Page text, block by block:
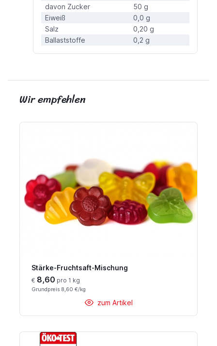
davon Zucker
50 g
Eiweiß
0,0 g
Salz
0,20 g
Ballaststoffe
0,2 g
Wir empfehlen
Stärke-Fruchtsaft-Mischung
€ 8,60 pro 1 kg
Grundpreis 8,60 €/kg
zum Artikel